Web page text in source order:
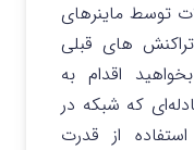
توسط ماینرهای
های قبلی
اقدام به
که شبکه در
از قدرت